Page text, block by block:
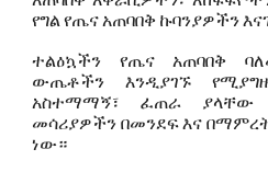
የግል የጤና አጠባበቅ ኩባንያዎችን
ተልዕኳችን የጤና አጠባበቅ
ውጤቶችን እንዲያገኙ
አስተማማኝ፣ ፈጠራ ያላቸው
መሳሪያዎችን በመንደፍ እና
ነው።